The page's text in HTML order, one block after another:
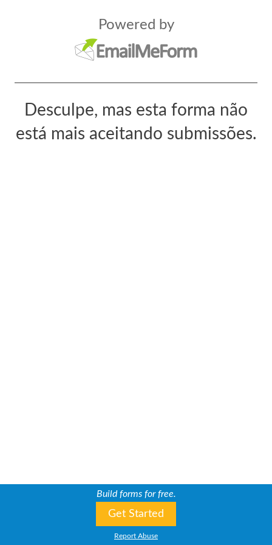
Powered by
Desculpe, mas esta forma não
está mais aceitando submissões.
Build forms for free.
Get Started
Report Abuse